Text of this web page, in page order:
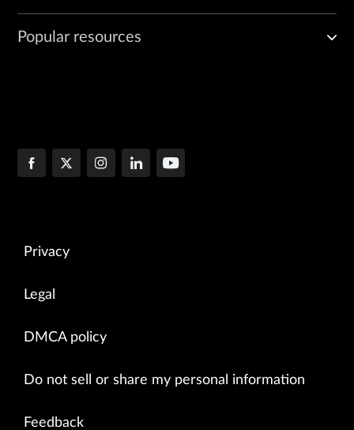
Popular resources
Privacy
Legal
DMCA policy
Do not sell or share my personal information
Feedback